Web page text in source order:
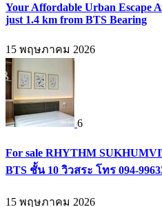
Your Affordable Urban Escape
just 1.4 km from BTS Bearing
15 พฤษภาคม 2026
6
For sale RHYTHM
BTS ชั้น 10 วิวสระ โทร 094-
15 พฤษภาคม 2026